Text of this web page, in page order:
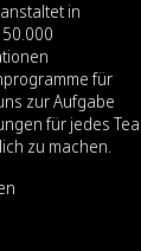
in
für
zur Aufgabe
für jedes
zu machen.